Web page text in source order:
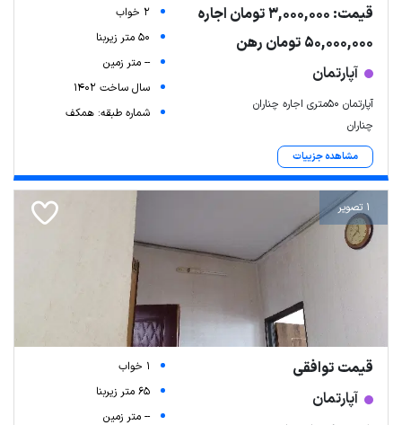
قیمت: 3,000,000 تومان اجاره
50,000,000 تومان رهن
آپارتمان
آپارتمان 50متری اجاره چناران
چناران
مشاهده جزییات
2 خواب
50 متر زیربنا
-- متر زمین
سال ساخت 1402
شماره طبقه: همکف
1 تصویر
قیمت توافقی
آپارتمان
1 خواب
65 متر زیربنا
-- متر زمین